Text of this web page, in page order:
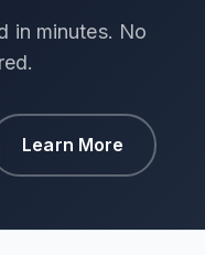
in minutes. No
Learn More